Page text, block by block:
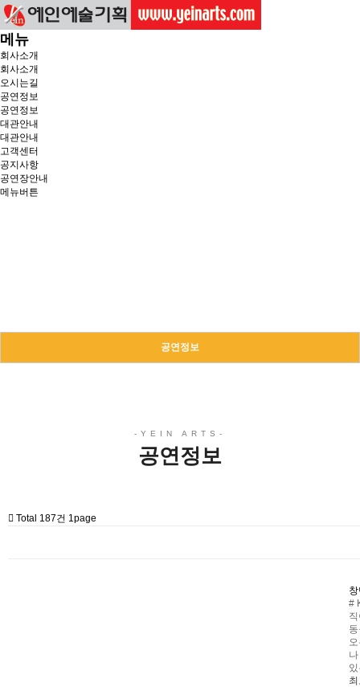
메뉴
회사소개
회사소개
오시는길
공연정보
공연정보
대관안내
대관안내
고객센터
공지사항
공연장안내
메뉴버튼
공연정보
공연정보
Total 187건 1page
#